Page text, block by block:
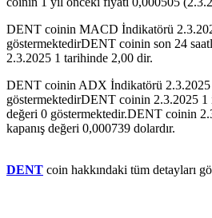
DENT coinin MACD İndikatörü
göstermektedirDENT coinin son 24
2.3.2025 1 tarihinde 2,00 dir.
DENT coinin ADX İndikatörü 2.3.2025
göstermektedirDENT coinin 2.3.2025
değeri 0 göstermektedir.DENT coinin
kapanış değeri 0,000739 dolardır.
DENT coin hakkındaki tüm detayları